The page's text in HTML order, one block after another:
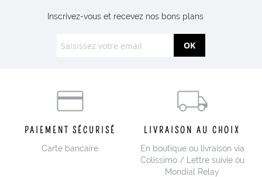
Inscrivez-vous et recevez nos bons plans
OK
PAIEMENT SÉCURISÉ
Carte bancaire
LIVRAISON AU CHOIX
En boutique ou livraison via
Colissimo / Lettre suivie ou
Mondial Relay